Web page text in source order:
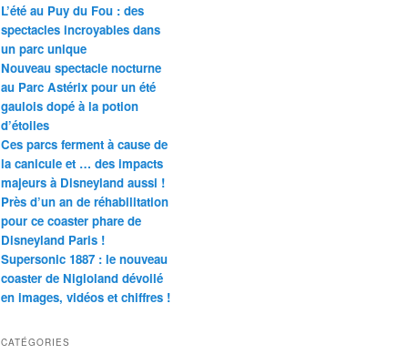
L’été au Puy du Fou : des
spectacles incroyables dans
un parc unique
Nouveau spectacle nocturne
au Parc Astérix pour un été
gaulois dopé à la potion
d’étoiles
Ces parcs ferment à cause de
la canicule et … des impacts
majeurs à Disneyland aussi !
Près d’un an de réhabilitation
pour ce coaster phare de
Disneyland Paris !
Supersonic 1887 : le nouveau
coaster de Nigloland dévoilé
en images, vidéos et chiffres !
CATÉGORIES